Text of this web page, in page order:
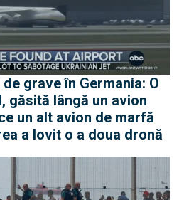
grave în Germania: O
găsită lângă un avion
un alt avion de marfă
a lovit o a doua dronă